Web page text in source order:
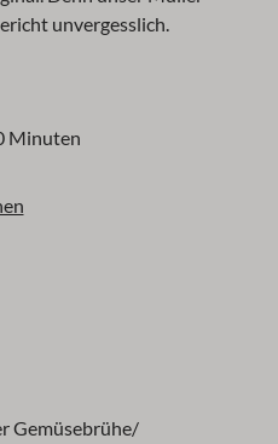
unvergesslich.
Minuten
Gemüsebrühe/